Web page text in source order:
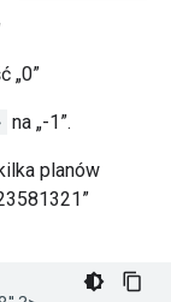
„0”
na „-1”.
planów